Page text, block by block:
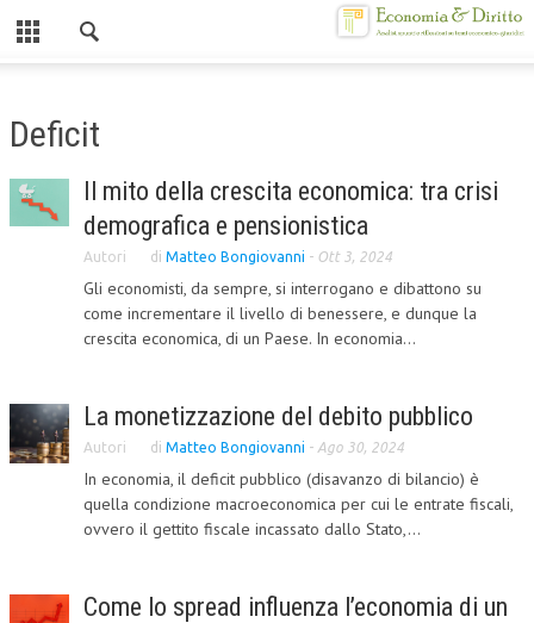
CHI SIAMO
MISSION
CENTRO STUDI
ATTO COSTITUTIVO E STATUTO
OBIETTIVI
DIREZIONE SCIENTIFICA
ALTA FORMAZIONE
ARCHIVIO CORSI 2015
Deficit
Il mito della crescita economica: tra crisi
demografica e pensionistica
Autori di Matteo Bongiovanni - Ott 3, 2024
Gli economisti, da sempre, si interrogano e dibattono su
come incrementare il livello di benessere, e dunque la
crescita economica, di un Paese. In economia...
La monetizzazione del debito pubblico
Autori di Matteo Bongiovanni - Ago 30, 2024
In economia, il deficit pubblico (disavanzo di bilancio) è
quella condizione macroeconomica per cui le entrate fiscali,
ovvero il gettito fiscale incassato dallo Stato,...
Come lo spread influenza l’economia di un